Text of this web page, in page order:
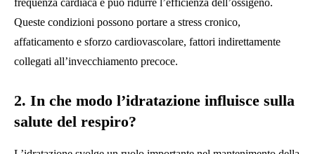
Queste condizioni possono portare a stress cronico,
affaticamento e sforzo cardiovascolare, fattori indirettamente
collegati all’invecchiamento precoce.
2. In che modo l’idratazione influisce sulla
salute del respiro?